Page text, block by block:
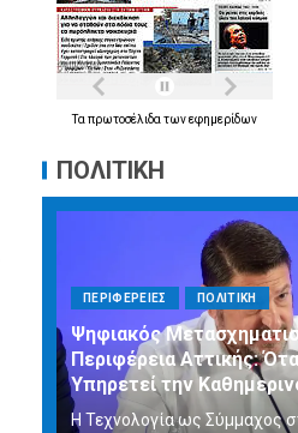
Τα πρωτοσέλιδα τωνεφημερίδων
ΠΟΛΙΤΙΚΗ
ΠΕΡΙΦΕΡΕΙΕΣ ΠΟΛΙΤΙΚΗ
Ψηφιακός
Περιφέρεια Αττικής:
Υπηρετεί την
Η Τεχνολογία ως Σύμμαχος